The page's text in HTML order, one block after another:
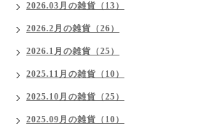
2026.03月の雑貨（13）
2026.2月の雑貨（26）
2026.1月の雑貨（25）
2025.11月の雑貨（10）
2025.10月の雑貨（25）
2025.09月の雑貨（10）